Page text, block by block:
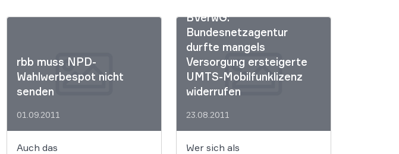
rbb muss NPD-
Wahlwerbespot nicht
senden
01.09.2011
Auch das
BVerwG:
Bundesnetzagentur
durfte mangels
Versorgung ersteigerte
UMTS-Mobilfunklizenz
widerrufen
23.08.2011
Wer sich als